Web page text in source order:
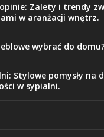
Zalety i trendy
w aranżacji wnętrz.
wybrać do
Stylowe pomysły na
w sypialni.